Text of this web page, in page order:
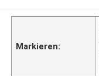
Markieren: